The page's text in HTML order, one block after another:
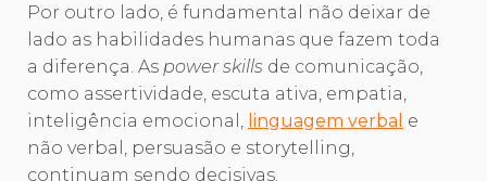
Por outro lado, é fundamental não deixar de
lado as habilidades humanas que fazem toda
a diferença. As power skills de comunicação,
como assertividade, escuta ativa, empatia,
inteligência emocional, linguagem verbal e
não verbal, persuasão e storytelling,
continuam sendo decisivas.